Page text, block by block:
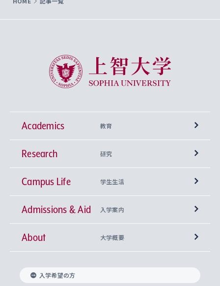
上智大学 Sophia University
Academics 教育
学部
神学部
文学部
総合人間科学部
興味から学科を探す
上智大学の全学共通教育
基盤教育センター
キリスト教人間学
上智大学の語学教育
言語教育研究センター
上智大学のグローバル教育
Research 研究
研究所 等
キリスト教文化研究所
中世思想研究所
Sophia Open Research Weeks (SORW)
産官学連携
知的財産
Campus Life 学生生活
学期区分と授業時間割
課外活動
課外教育プログラム
グローバルな学びのコミュニティ
Admissions & Aid 入学案内
上智大学で取得できる学位
入れの方針）
About 大学概要
理事長・学長メッセージ
入学希望の方